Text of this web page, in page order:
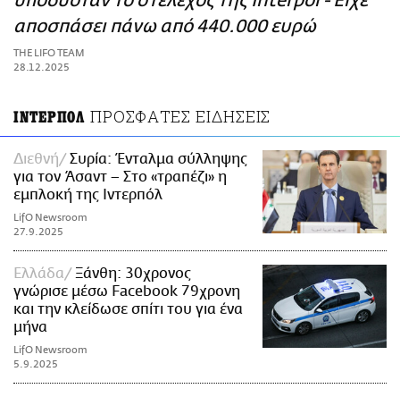
ΑΜΠΑ
PRINT
αποσπάσει πάνω από 440.000 ευρώ
THE LIFO TEAM
28.12.2025
ΙΝΤΕΡΠΟΛ ΠΡΟΣΦΑΤΕΣ ΕΙΔΗΣΕΙΣ
Διεθνή
Συρία: Ένταλμα σύλληψης
για τον Άσαντ – Στο «τραπέζι» η
εμπλοκή της Ιντερπόλ
LifO Newsroom
27.9.2025
Ελλάδα
Ξάνθη: 30χρονος
γνώρισε μέσω Facebook 79χρονη
και την κλείδωσε σπίτι του για ένα
μήνα
LifO Newsroom
5.9.2025